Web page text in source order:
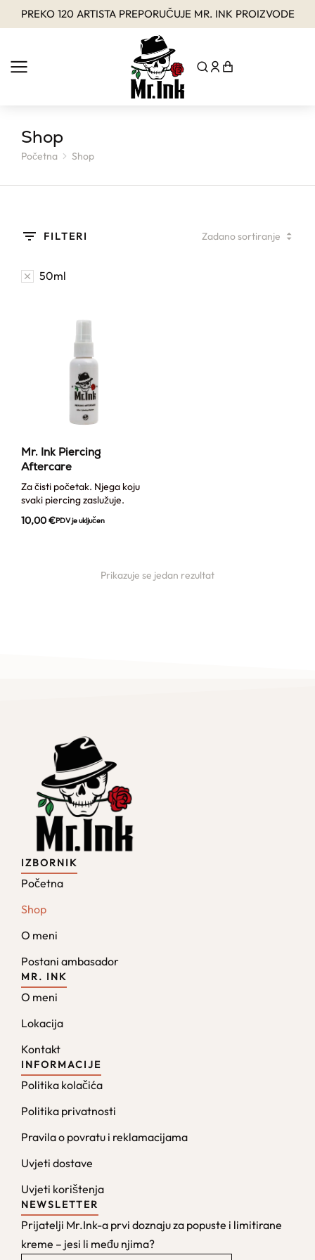
PREKO 120 ARTISTA PREPORUČUJE MR. INK PROIZVODE
Shop
You are here:
Početna Shop
FILTERI
50ml
Mr. Ink Piercing
Aftercare
Za čisti početak. Njega koju
svaki piercing zaslužuje.
10,00€PDV je uključen
Prikazuje se jedan rezultat
IZBORNIK
Početna
Shop
O meni
Postani ambasador
MR. INK
O meni
Lokacija
Kontakt
INFORMACIJE
Politika kolačića
Politika privatnosti
Pravila o povratu i reklamacijama
Uvjeti dostave
Uvjeti korištenja
NEWSLETTER
Prijatelji Mr.Ink-a prvi doznaju za popuste i limitirane
kreme – jesi li među njima?